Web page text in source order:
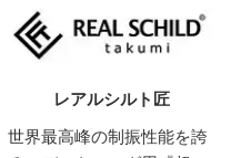
レアルシルト匠
世界最高峰の制振性能を誇